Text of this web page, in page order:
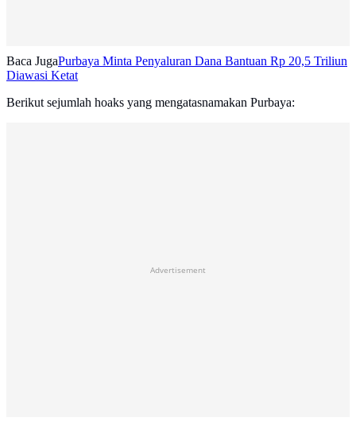
Baca JugaPurbaya Minta Penyaluran Dana Bantuan Rp 20,5 Triliun
Diawasi Ketat
Berikut sejumlah hoaks yang mengatasnamakan Purbaya:
Advertisement